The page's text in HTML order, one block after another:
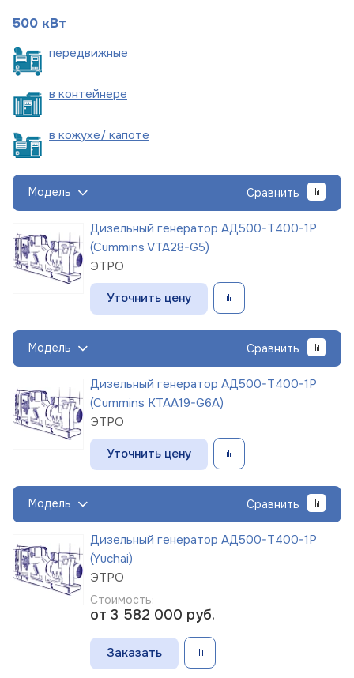
500 кВт
передвижные
в контейнере
в кожухе/ капоте
Модель Сравнить
Дизельный генератор АД500-Т400-1Р
(Cummins VTA28-G5)
ЭТРО
Уточнить цену
Модель Сравнить
Дизельный генератор АД500-Т400-1Р
(Cummins KTAA19-G6A)
ЭТРО
Уточнить цену
Модель Сравнить
Дизельный генератор АД500-Т400-1Р
(Yuchai)
ЭТРО
Стоимость:
от 3 582 000 руб.
Заказать